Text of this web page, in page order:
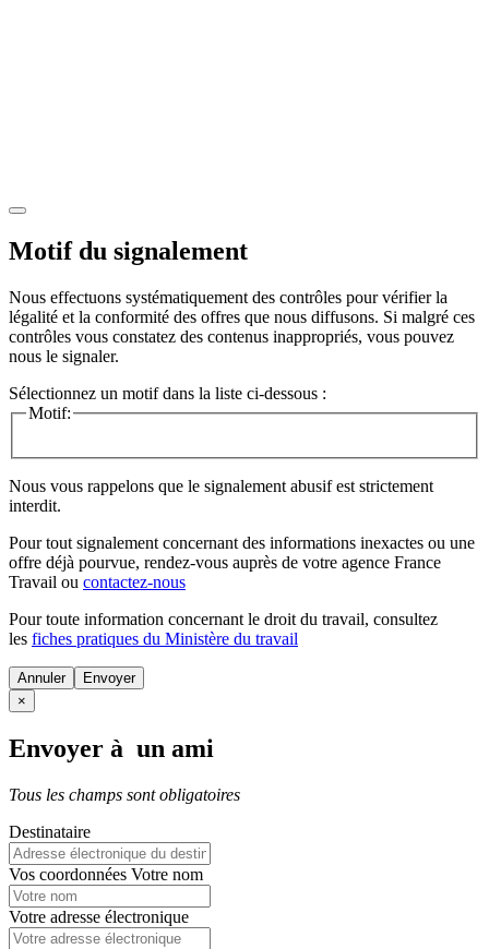
Motif du signalement
Nous effectuons systématiquement des contrôles pour vérifier la
légalité et la conformité des offres que nous diffusons. Si malgré ces
contrôles vous constatez des contenus inappropriés, vous pouvez
nous le signaler.
Sélectionnez un motif dans la liste ci-dessous :
Motif:
Nous vous rappelons que le signalement abusif est strictement
interdit.
Pour tout signalement concernant des informations inexactes ou une
offre déjà pourvue, rendez-vous auprès de votre agence France
Travail ou contactez-nous
Pour toute information concernant le droit du travail, consultez
les fiches pratiques du Ministère du travail
Annuler
×
Envoyer à un ami
Tous les champs sont obligatoires
Destinataire
Vos coordonnées Votre nom
Votre adresse électronique